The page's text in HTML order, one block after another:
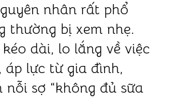
nhân rất phổ
thường bị xem nhẹ.
dài, lo lắng về việc
áp lực từ gia đình,
nỗi sợ “không đủ sữa